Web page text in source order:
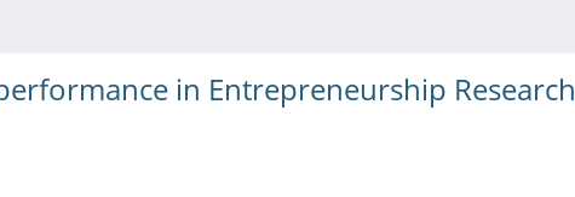
in Entrepreneurship Research